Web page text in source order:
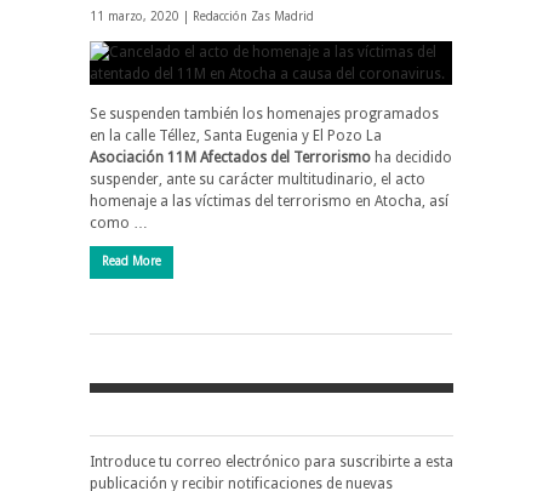
11 marzo, 2020 | Redacción Zas Madrid
Se suspenden también los homenajes programados
en la calle Téllez, Santa Eugenia y El Pozo La
Asociación 11M Afectados del Terrorismo ha decidido
suspender, ante su carácter multitudinario, el acto
homenaje a las víctimas del terrorismo en Atocha, así
como …
Read More
Introduce tu correo electrónico para suscribirte a esta
publicación y recibir notificaciones de nuevas